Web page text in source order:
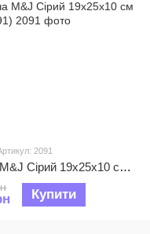
2091
Сумка чоловіча M&J Сірий 19х25х10 см (2091)
Купити